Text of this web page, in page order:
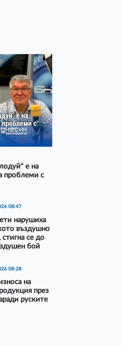
е на
проблеми с
08:47
нарушиха
въздушно
стигна се до
бой
08:28
на
през
руските